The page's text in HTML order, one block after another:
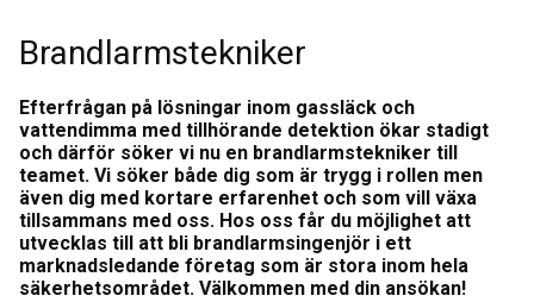
Brandlarmstekniker
Efterfrågan på lösningar inom gassläck och
vattendimma med tillhörande detektion ökar stadigt
och därför söker vi nu en brandlarmstekniker till
teamet. Vi söker både dig som är trygg i rollen men
även dig med kortare erfarenhet och som vill växa
tillsammans med oss. Hos oss får du möjlighet att
utvecklas till att bli brandlarmsingenjör i ett
marknadsledande företag som är stora inom hela
säkerhetsområdet. Välkommen med din ansökan!